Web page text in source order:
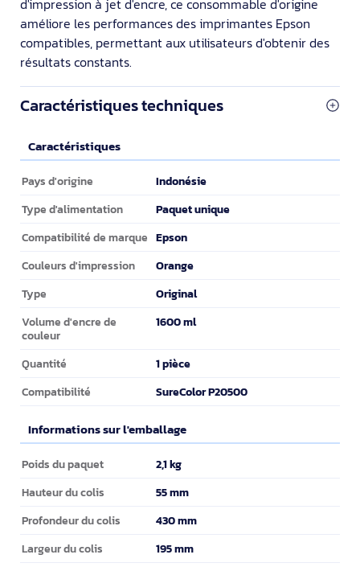
d'impression à jet d'encre, ce consommable d'origine
améliore les performances des imprimantes Epson
compatibles, permettant aux utilisateurs d'obtenir des
résultats constants.
Caractéristiques techniques
Caractéristiques
Caractéristiques
Pays d'origine Indonésie
Type d'alimentation Paquet unique
Compatibilité de marque Epson
Couleurs d'impression Orange
Type Original
Volume d'encre de
couleur
1600 ml
Quantité 1 pièce
Compatibilité SureColor P20500
Informations sur l'emballage
Informations sur l'emballage
Poids du paquet 2,1 kg
Hauteur du colis 55 mm
Profondeur du colis 430 mm
Largeur du colis 195 mm